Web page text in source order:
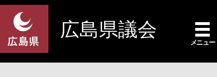
ペ
先
頭
メ
を
飛
広島県議会
メニュー